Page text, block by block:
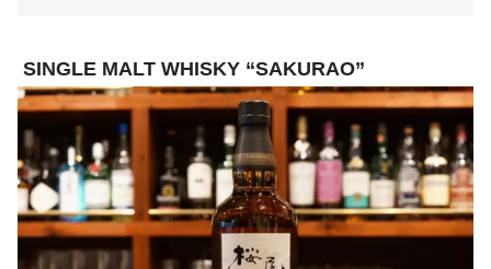
SINGLE MALT WHISKY “SAKURAO”